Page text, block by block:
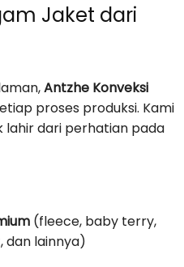
Jaket dari
Antzhe Konveksi
proses produksi. Kami
lahir dari perhatian pada
(fleece, baby terry,
dan lainnya)